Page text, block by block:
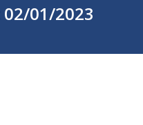
02/01/2023